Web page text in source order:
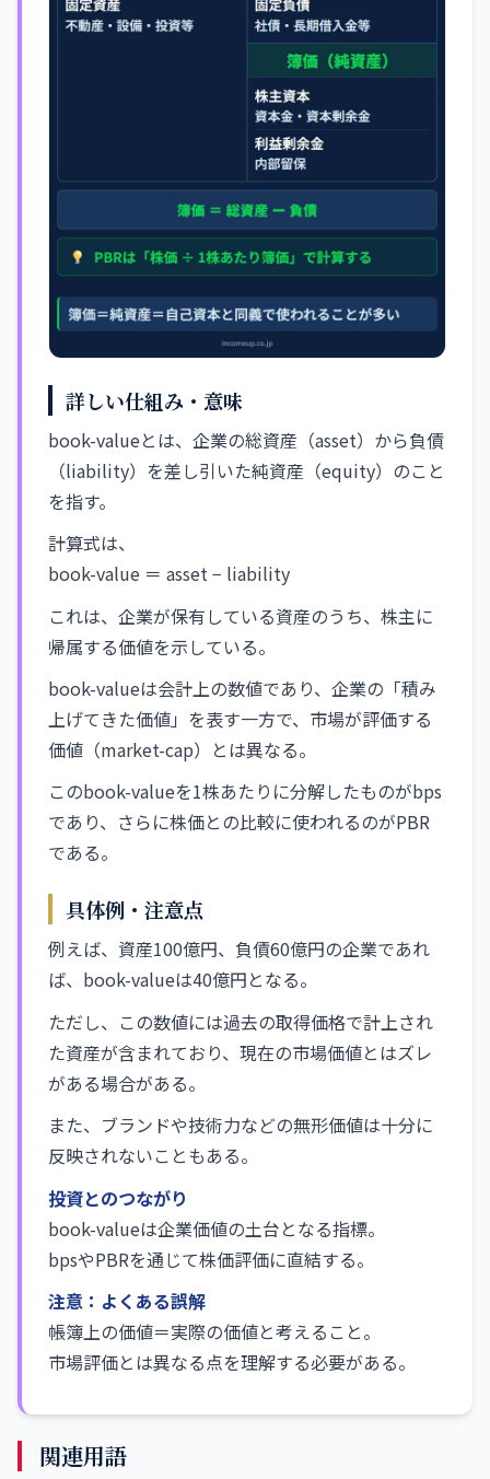
詳しい仕組み・意味
book-valueとは、企業の総資産（asset）から負債
（liability）を差し引いた純資産（equity）のこと
を指す。
計算式は、
book-value ＝ asset − liability
これは、企業が保有している資産のうち、株主に
帰属する価値を示している。
book-valueは会計上の数値であり、企業の「積み
上げてきた価値」を表す一方で、市場が評価する
価値（market-cap）とは異なる。
このbook-valueを1株あたりに分解したものがbps
であり、さらに株価との比較に使われるのがPBR
である。
具体例・注意点
例えば、資産100億円、負債60億円の企業であれ
ば、book-valueは40億円となる。
ただし、この数値には過去の取得価格で計上され
た資産が含まれており、現在の市場価値とはズレ
がある場合がある。
また、ブランドや技術力などの無形価値は十分に
反映されないこともある。
投資とのつながり
book-valueは企業価値の土台となる指標。
bpsやPBRを通じて株価評価に直結する。
注意：よくある誤解
帳簿上の価値＝実際の価値と考えること。
市場評価とは異なる点を理解する必要がある。
関連用語